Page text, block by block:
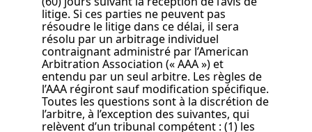
litige. Si ces parties ne peuvent pas
résoudre le litige dans ce délai, il sera
résolu par un arbitrage individuel
contraignant administré par l’American
Arbitration Association (« AAA ») et
entendu par un seul arbitre. Les règles de
l’AAA régiront sauf modification spécifique.
Toutes les questions sont à la discrétion de
l’arbitre, à l’exception des suivantes, qui
relèvent d’un tribunal compétent : (1) les